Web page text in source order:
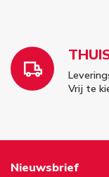
Vrij te
Nieuwsbrief